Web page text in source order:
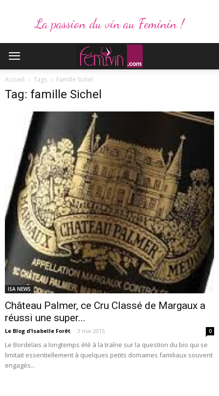
La passion du vin au Feminin !
Accueil Tags Famille Sichel
Tag: famille Sichel
ISA NEWS
Château Palmer, ce Cru Classé de Margaux a
réussi une super...
Le Blog d’Isabelle Forêt - 3 mai 2015 0
Le Bordelais a longtemps été à la traîne sur la question du bio qui se
limitait essentiellement à quelques petits domaines familiaux souvent
engagés...